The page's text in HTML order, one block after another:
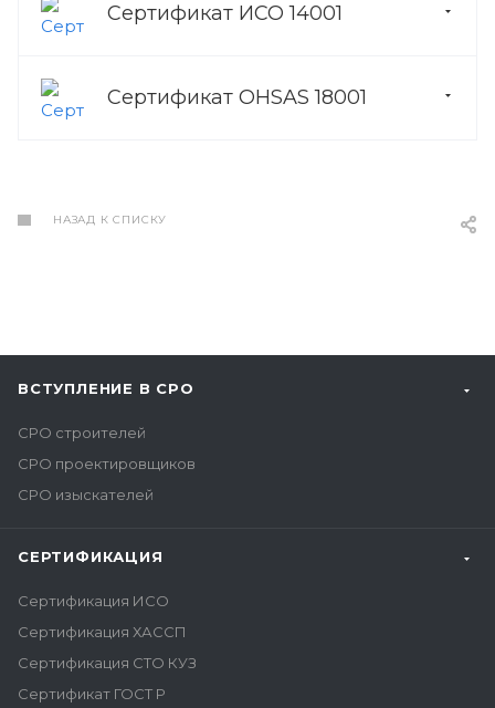
Сертификат ИСО 14001
Сертификат OHSAS 18001
НАЗАД К СПИСКУ
ВСТУПЛЕНИЕ В СРО
СРО строителей
СРО проектировщиков
СРО изыскателей
СЕРТИФИКАЦИЯ
Сертификация ИСО
Сертификация ХАССП
Сертификация СТО КУЗ
Сертификат ГОСТ Р